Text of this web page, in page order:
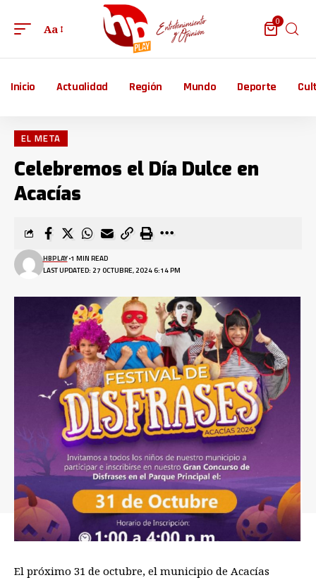
Aa
0
Inicio Actualidad Región Mundo Deporte
EL META
Celebremos el Día Dulce en
Acacías
LAST UPDATED: 27 OCTUBRE, 2024 6:14 PM
HBPLAY 1 MIN READ
El próximo 31 de octubre, el municipio de Acacías